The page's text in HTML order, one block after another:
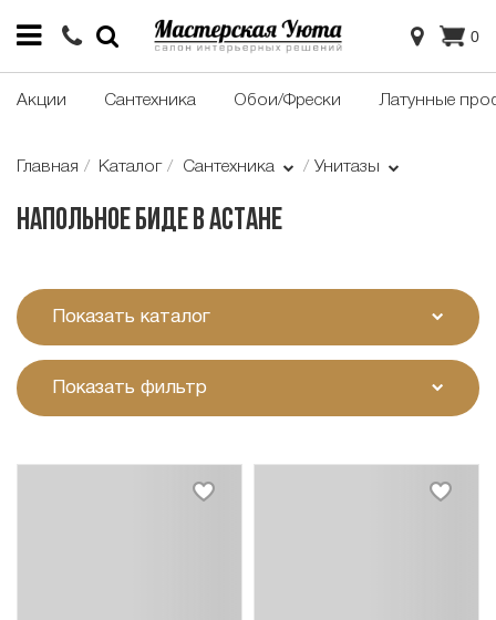
0
Акции Сантехника Обои/Фрески Латунные
Главная Каталог Сантехника Унитазы
Напольное биде в Астане
Показать каталог
Показать фильтр